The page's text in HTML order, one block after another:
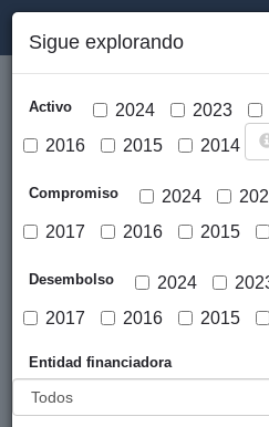
Cargar
Sigue explorando
Activo 2024 2023
2016
2015 2014
Compromiso 2024
2017
2016 2015
Desembolso 2024
2017
2016 2015
Entidad financiadora